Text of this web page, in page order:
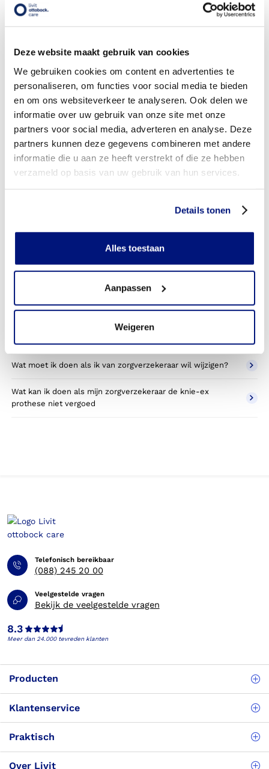
Deze website maakt gebruik van cookies
We gebruiken cookies om content en advertenties te
personaliseren, om functies voor social media te bieden
en om ons websiteverkeer te analyseren. Ook delen we
informatie over uw gebruik van onze site met onze
partners voor social media, adverteren en analyse. Deze
partners kunnen deze gegevens combineren met andere
informatie die u aan ze heeft verstrekt of die ze hebben
verzameld op basis van uw gebruik van hun services.
Details tonen
Alles toestaan
Aanpassen
Weigeren
aanvullende verzekering?
Zijn er ook knie-ex prothese in confectie- of standaard
uitvoeringen?
Is de knie-ex prothese mijn eigendom?
Wordt de knie-ex prothese geleverd onder de bruikleen of
lease regeling van uw zorgverzekering?
Wanneer mag mijn knie-ex prothese vervangen worden?
toestemming nodig van mijn zorgverzekeraar?
Kan ik een reserve knie-ex prothese vergoed krijgen?
Wat valt er binnen de vergoeding van een knie-ex
prothese?
betaald door mijn zorgverzekering?
Wat moet ik doen als ik van zorgverzekeraar wil wijzigen?
Wat kan ik doen als mijn zorgverzekeraar de knie-ex
prothese niet vergoed
Telefonisch bereikbaar
(088) 245 20 00
Veelgestelde vragen
Bekijk de veelgestelde vragen
8.3
Meer dan 24.000 tevreden klanten
Producten
Klantenservice
Praktisch
Over Livit